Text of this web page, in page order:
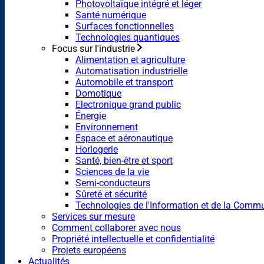
Photovoltaïque intégré et léger
Santé numérique
Surfaces fonctionnelles
Technologies quantiques
Focus sur l'industrie
Alimentation et agriculture
Automatisation industrielle
Automobile et transport
Domotique
Electronique grand public
Énergie
Environnement
Espace et aéronautique
Horlogerie
Santé, bien-être et sport
Sciences de la vie
Semi-conducteurs
Sûreté et sécurité
Technologies de l'Information et de la
Services sur mesure
Comment collaborer avec nous
Propriété intellectuelle et confidentialité
Projets européens
Actualités